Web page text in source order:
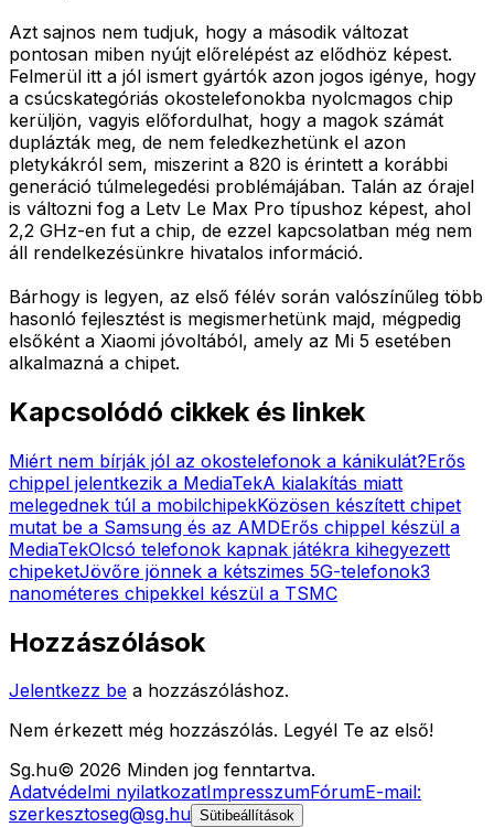
Azt sajnos nem tudjuk, hogy a második változat
pontosan miben nyújt előrelépést az elődhöz képest.
Felmerül itt a jól ismert gyártók azon jogos igénye, hogy
a csúcskategóriás okostelefonokba nyolcmagos chip
kerüljön, vagyis előfordulhat, hogy a magok számát
duplázták meg, de nem feledkezhetünk el azon
pletykákról sem, miszerint a 820 is érintett a korábbi
generáció túlmelegedési problémájában. Talán az órajel
is változni fog a Letv Le Max Pro típushoz képest, ahol
2,2 GHz-en fut a chip, de ezzel kapcsolatban még nem
áll rendelkezésünkre hivatalos információ.
Bárhogy is legyen, az első félév során valószínűleg több
hasonló fejlesztést is megismerhetünk majd, mégpedig
elsőként a Xiaomi jóvoltából, amely az Mi 5 esetében
alkalmazná a chipet.
Kapcsolódó cikkek és linkek
Miért nem bírják jól az okostelefonok a kánikulát?Erős
chippel jelentkezik a MediaTekA kialakítás miatt
melegednek túl a mobilchipekKözösen készített chipet
mutat be a Samsung és az AMDErős chippel készül a
MediaTekOlcsó telefonok kapnak játékra kihegyezett
chipeketJövőre jönnek a kétszimes 5G-telefonok3
nanométeres chipekkel készül a TSMC
Hozzászólások
Jelentkezz be a hozzászóláshoz.
Nem érkezett még hozzászólás. Legyél Te az első!
Sg.hu© 2026 Minden jog fenntartva.
Adatvédelmi nyilatkozatImpresszumFórumE-mail:
szerkesztoseg@sg.hu Sütibeállítások